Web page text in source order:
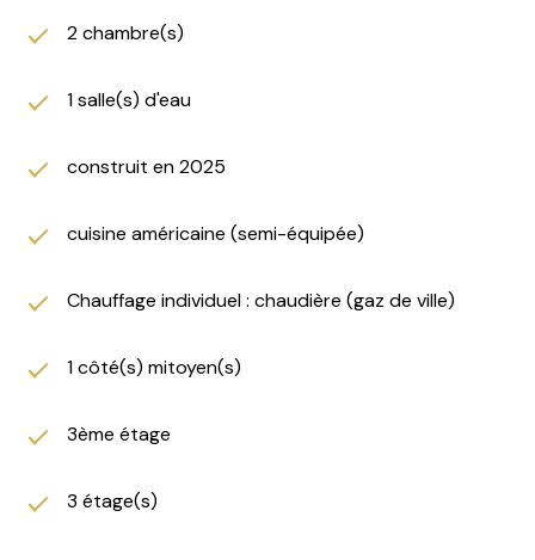
2 chambre(s)
1 salle(s) d'eau
construit en 2025
cuisine américaine (semi-équipée)
Chauffage individuel : chaudière (gaz de ville)
1 côté(s) mitoyen(s)
3ème étage
3 étage(s)